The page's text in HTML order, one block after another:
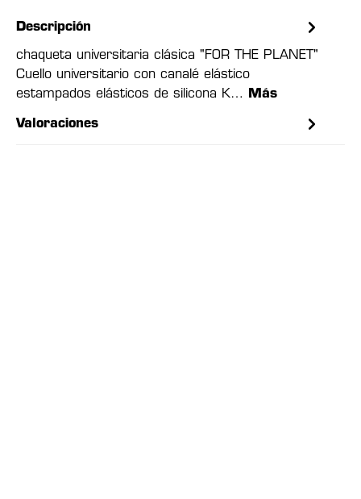
Descripción
chaqueta universitaria clásica "FOR THE PLANET"
Cuello universitario con canalé elástico
estampados elásticos de silicona K…
Más
Valoraciones